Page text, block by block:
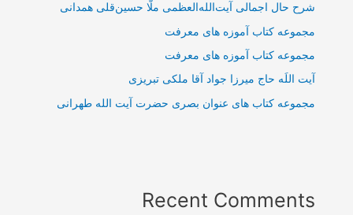
شرح حال اجمالی آیت‌الله‌العظمی ملّا حسین‌قلی همدانی
مجموعه کتاب آموزه های معرفت
مجموعه کتاب آموزه های معرفت
آیت اللَه حاج میرزا جواد آقا ملکی تبریزی
مجموعه کتاب های عنوان بصری حضرت آیت الله طهرانی
Recent Comments